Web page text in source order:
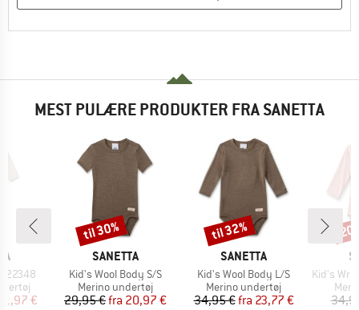
MEST PULÆRE PRODUKTER FRA SANETTA
pris
€
MÆRKE
SANETTA
Artikel
Kid's Wool Body S/S
Produktgruppe
Merino undertøj
Pris
29,95 € Nedsat pris
fra 20,97 €
Rabat
til 30%
MÆRKE
SANETTA
Artikel
Kid's Wool Body L/S
Produktgruppe
Merino undertøj
Pris
34,95 € Nedsat pris
fra 23,77 €
Rabat
til 32%
Artikel
Kid's